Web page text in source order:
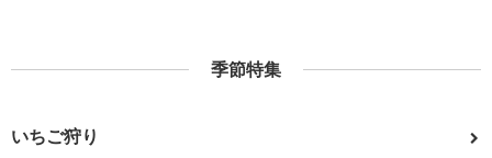
季節特集
いちご狩り